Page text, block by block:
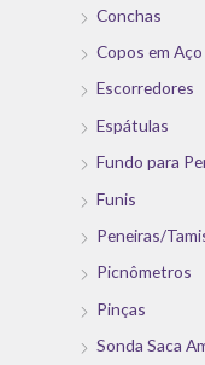
Conchas
Copos em
Escorredores
Espátulas
Fundo para
Funis
Peneiras/
Picnômetros
Pinças
Sonda Saca